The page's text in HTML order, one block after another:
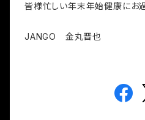
皆様忙しい年末年始健康にお
JANGO 金丸晋也